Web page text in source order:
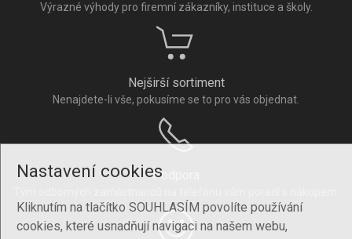
Nastavení cookies
Kliknutím na tlačítko SOUHLASÍM povolíte používání
cookies, které usnadňují navigaci na našem webu,
Výrazné výhody pro firemní zákazníky, instituce a školy.
Nejširší sortiment
Nenajdete-li vše, pokusíme se to pro vás objednat.
Podpora